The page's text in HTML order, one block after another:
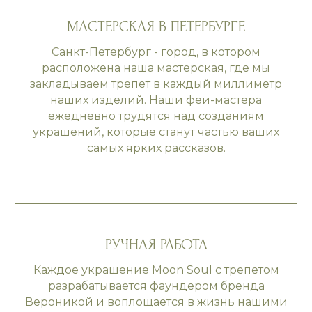
МАСТЕРСКАЯ В ПЕТЕРБУРГЕ
Санкт-Петербург - город, в котором
расположена наша мастерская, где мы
закладываем трепет в каждый миллиметр
наших изделий. Наши феи-мастера
ежедневно трудятся над созданиям
украшений, которые станут частью ваших
самых ярких рассказов.
РУЧНАЯ РАБОТА
Каждое украшение Moon Soul с трепетом
разрабатывается фаундером бренда
Вероникой и воплощается в жизнь нашими